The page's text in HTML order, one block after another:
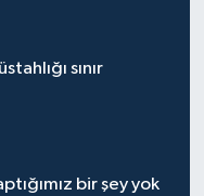
sınır
bir şey yok